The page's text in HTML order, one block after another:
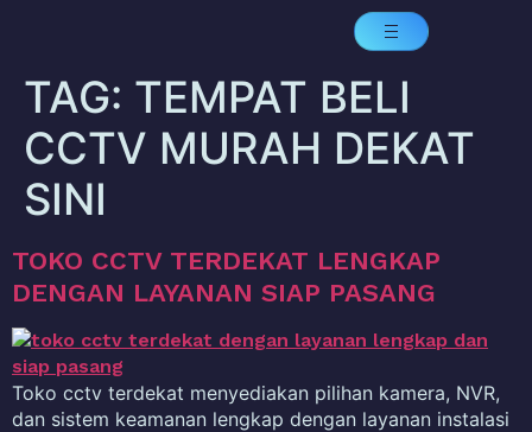
TAG: TEMPAT BELI
CCTV MURAH DEKAT
SINI
TOKO CCTV TERDEKAT LENGKAP
DENGAN LAYANAN SIAP PASANG
Toko cctv terdekat menyediakan pilihan kamera, NVR,
dan sistem keamanan lengkap dengan layanan instalasi